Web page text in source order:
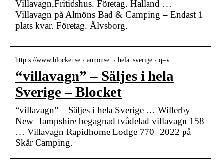
Villavagn,Fritidshus. Företag. Halland …
Villavagn på Almöns Bad & Camping – Endast 1
plats kvar. Företag. Älvsborg.
http s://www.blocket.se › annonser › hela_sverige › q=v…
“villavagn” – Säljes i hela
Sverige – Blocket
“villavagn” – Säljes i hela Sverige … Willerby
New Hampshire begagnad tvådelad villavagn 158
… Villavagn Rapidhome Lodge 770 -2022 på
Skår Camping.